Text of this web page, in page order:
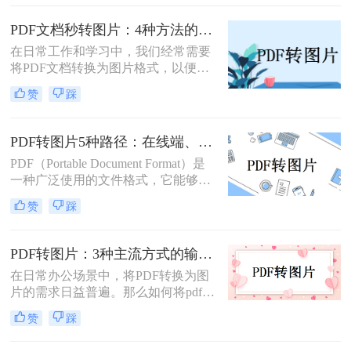
活地编辑、分享或用于其他特殊用
途。那么pdf转图片怎么转免费呢？以
下将详细介绍几种免费将PDF转换为
图片的方法，帮助用户轻松实现格式
转换。
PDF文档秒转图片：4种方法的速度和画质实测排名！
在日常工作和学习中，我们经常需要
将PDF文档转换为图片格式，以便于
分享、编辑或满足特定的展示需求。
那么pdf文档怎么变成图片呢？本文将
的方法，帮助读者轻松应对这一需
求。
赞 踩
PDF转图片5种路径：在线端、客户端和截图法的效率对比！
PDF（Portable Document Format）是
一种广泛使用的文件格式，它能够保
持文档格式不变，无论在哪种设备上
打开都能呈现出一致的效果。然而，
一页或多页转换为图片格式，比如
JPG或PNG，以方便在不同的应用场
景中使用。那么pdf转图片怎么转呢？
本文将详细介绍几种常见的方法来帮
助您将PDF文件转换为图片。
赞 踩
PDF转图片：3种主流方式的输出分辨率和文件体积实测！
在日常办公场景中，将PDF转换为图
片的需求日益普遍。那么如何将pdf转
换成图片呢？本文精选三种主流方
法，助您高效完成格式转换。
赞 踩